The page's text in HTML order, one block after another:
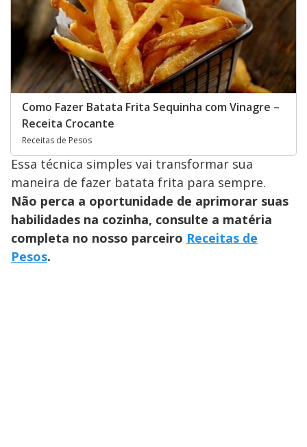
Como Fazer Batata Frita Sequinha com Vinagre –
Receita Crocante
Receitas de Pesos
Essa técnica simples vai transformar sua
maneira de fazer batata frita para sempre.
Não perca a oportunidade de aprimorar suas
habilidades na cozinha, consulte a matéria
completa no nosso parceiro Receitas de
Pesos.